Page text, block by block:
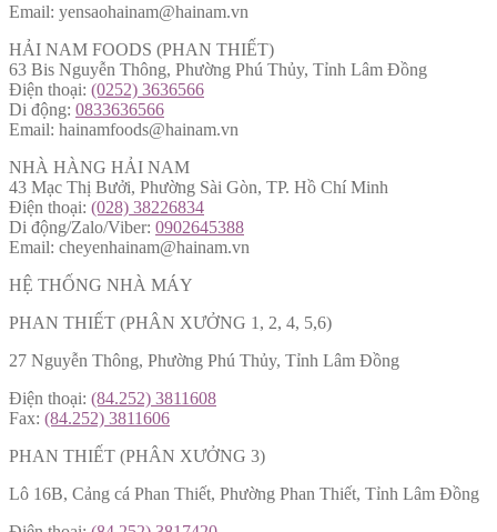
Email: yensaohainam@hainam.vn
HẢI NAM FOODS (PHAN THIẾT)
63 Bis Nguyễn Thông, Phường Phú Thủy, Tỉnh Lâm Đồng
Điện thoại: (0252) 3636566
Di động: 0833636566
Email: hainamfoods@hainam.vn
NHÀ HÀNG HẢI NAM
43 Mạc Thị Bưởi, Phường Sài Gòn, TP. Hồ Chí Minh
Điện thoại: (028) 38226834
Di động/Zalo/Viber: 0902645388
Email: cheyenhainam@hainam.vn
HỆ THỐNG NHÀ MÁY
PHAN THIẾT (PHÂN XƯỞNG 1, 2, 4, 5,6)
27 Nguyễn Thông, Phường Phú Thủy, Tỉnh Lâm Đồng
Điện thoại: (84.252) 3811608
Fax: (84.252) 3811606
PHAN THIẾT (PHÂN XƯỞNG 3)
Lô 16B, Cảng cá Phan Thiết, Phường Phan Thiết, Tỉnh Lâm Đồng